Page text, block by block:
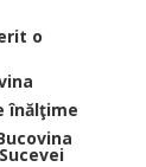
o
înălţime